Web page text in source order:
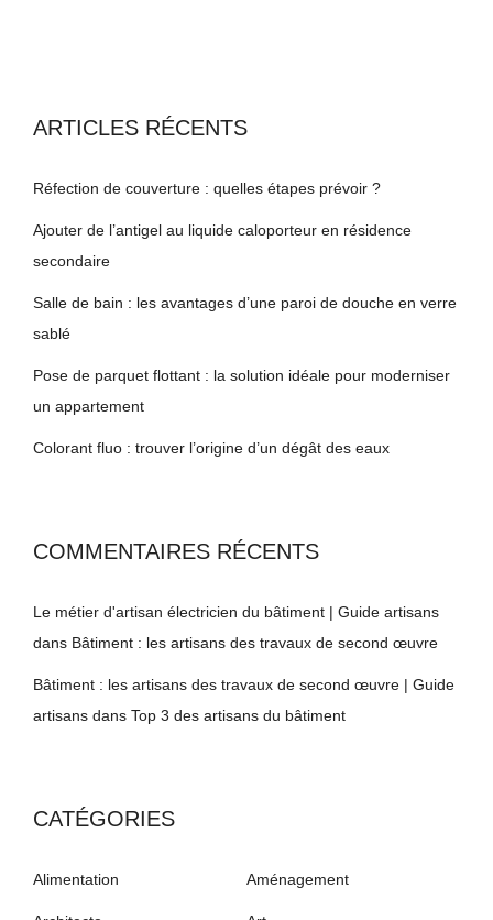
ARTICLES RÉCENTS
Réfection de couverture : quelles étapes prévoir ?
Ajouter de l’antigel au liquide caloporteur en résidence
secondaire
Salle de bain : les avantages d’une paroi de douche en verre
sablé
Pose de parquet flottant : la solution idéale pour moderniser
un appartement
Colorant fluo : trouver l’origine d’un dégât des eaux
COMMENTAIRES RÉCENTS
Le métier d'artisan électricien du bâtiment | Guide artisans
dans Bâtiment : les artisans des travaux de second œuvre
Bâtiment : les artisans des travaux de second œuvre | Guide
artisans dans Top 3 des artisans du bâtiment
CATÉGORIES
Alimentation Aménagement